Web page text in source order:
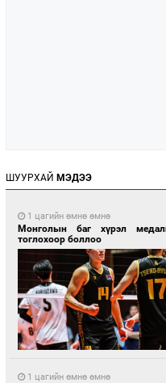
ШУУРХАЙ МЭДЭЭ
1 цагийн өмнө өмнө
Монголын баг хүрэл
тоглохоор боллоо
1 цагийн өмнө өмнө